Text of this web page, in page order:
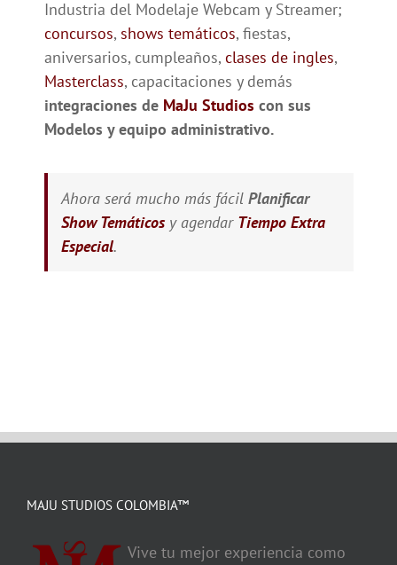
Industria del Modelaje Webcam y Streamer;
concursos, shows temáticos, fiestas,
aniversarios, cumpleaños, clases de ingles,
Masterclass, capacitaciones y demás
integraciones de MaJu Studios con sus
Modelos y equipo administrativo.
Ahora será mucho más fácil Planificar
Show Temáticosy agendar Tiempo Extra
Especial.
MAJU STUDIOS COLOMBIA™
Vive tu mejor experiencia como